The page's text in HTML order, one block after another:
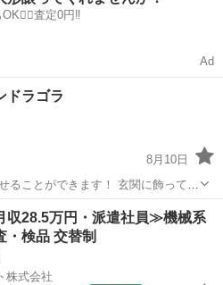
査定0円‼️
Ad
ドラゴラ
8月10日
ることができます！ 玄関に飾ってあ
します✨ 取りに来てくれる方でお願
連絡なければ捨てます🫡
の他
収28.5万円・派遣社員≫機械系
・検品 交替制
株式会社